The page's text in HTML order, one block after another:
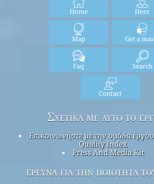
Home Here
Map Get a
Faq Search
Contact
Σχετικά με αυτό το
Επικοινωνήστε με την ομάδα
Quality Index
Press And Media Kit
έρευνα για την ποιότητα